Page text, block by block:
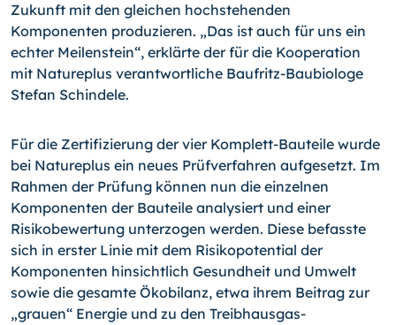
Zukunft mit den gleichen hochstehenden
Komponenten produzieren. „Das ist auch für uns ein
echter Meilenstein“, erklärte der für die Kooperation
mit Natureplus verantwortliche Baufritz-Baubiologe
Stefan Schindele.
Für die Zertifizierung der vier Komplett-Bauteile wurde
bei Natureplus ein neues Prüfverfahren aufgesetzt. Im
Rahmen der Prüfung können nun die einzelnen
Komponenten der Bauteile analysiert und einer
Risikobewertung unterzogen werden. Diese befasste
sich in erster Linie mit dem Risikopotential der
Komponenten hinsichtlich Gesundheit und Umwelt
sowie die gesamte Ökobilanz, etwa ihrem Beitrag zur
„grauen“ Energie und zu den Treibhausgas-